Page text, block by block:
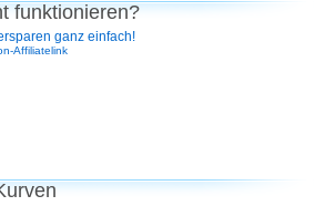
funktionieren?
ganz einfach!
Affiliatelink